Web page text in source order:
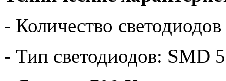
- Количество
- Тип светодиодов: SMD